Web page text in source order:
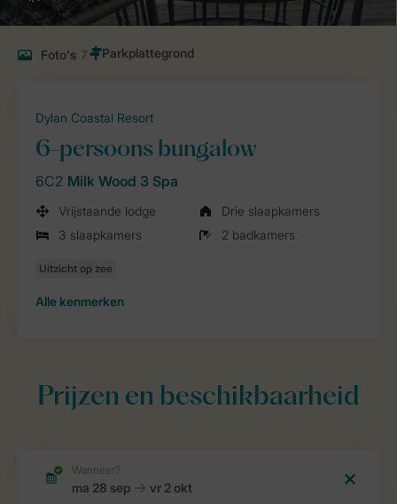
Foto's 7
Dylan Coastal Resort
6-persoons bungalow
6C2 Milk Wood 3 Spa
Vrijstaande lodge
Drie slaapkamers
3 slaapkamers
2 badkamers
Alle kenmerken
Prijzen en beschikbaarheid